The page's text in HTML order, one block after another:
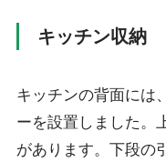
キッチン収納
キッチンの背面には
ーを設置しました。
があります。下段の